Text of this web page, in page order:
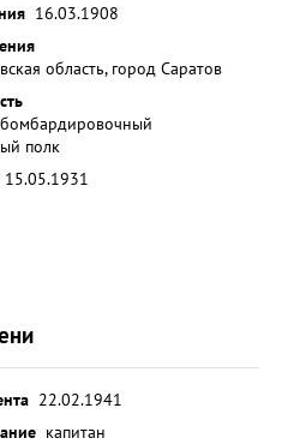
16.03.1908
область, город Саратов
полк
15.05.1931
22.02.1941
капитан